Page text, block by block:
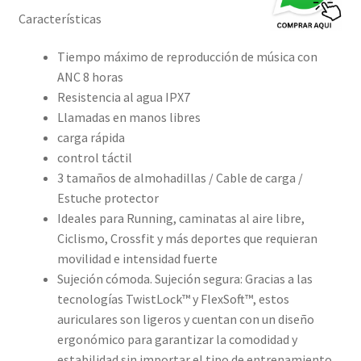
Características
Tiempo máximo de reproducción de música con
ANC 8 horas
Resistencia al agua IPX7
Llamadas en manos libres
carga rápida
control táctil
3 tamaños de almohadillas / Cable de carga /
Estuche protector
Ideales para Running, caminatas al aire libre,
Ciclismo, Crossfit y más deportes que requieran
movilidad e intensidad fuerte
Sujeción cómoda. Sujeción segura: Gracias a las
tecnologías TwistLock™ y FlexSoft™, estos
auriculares son ligeros y cuentan con un diseño
ergonómico para garantizar la comodidad y